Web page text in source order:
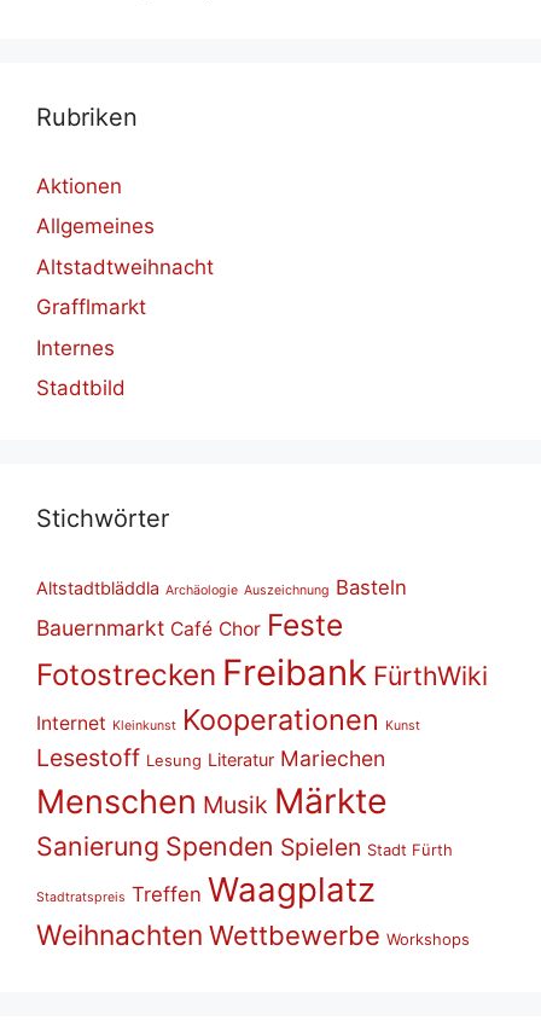
Ru­bri­ken
Aktionen
Allgemeines
Altstadtweihnacht
Grafflmarkt
Internes
Stadtbild
Stich­wör­ter
Altstadtbläddla Archäologie Auszeichnung Basteln
Bauernmarkt Café Chor Feste
Fotostrecken Freibank FürthWiki
Internet Kleinkunst Kooperationen Kunst
Lesestoff Lesung Literatur Mariechen
Menschen Musik Märkte
Sanierung Spenden Spielen Stadt Fürth
Stadtratspreis Treffen Waagplatz
Weihnachten Wettbewerbe Workshops